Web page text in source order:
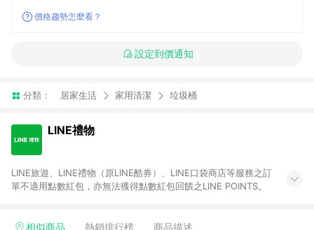
價格趨勢怎麼看？
設定到價通知
分類： 居家生活 家用清潔 垃圾桶
LINE禮物
LINE旅遊、LINE禮物（原LINE酷券）、LINE口袋商店等服務之訂
單不適用點數紅包，亦無法獲得點數紅包回饋之LINE POINTS。
相似商品 熱銷排行榜 商品描述